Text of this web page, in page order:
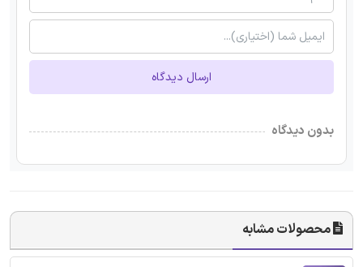
ارسال دیدگاه
بدون دیدگاه
محصولات مشابه